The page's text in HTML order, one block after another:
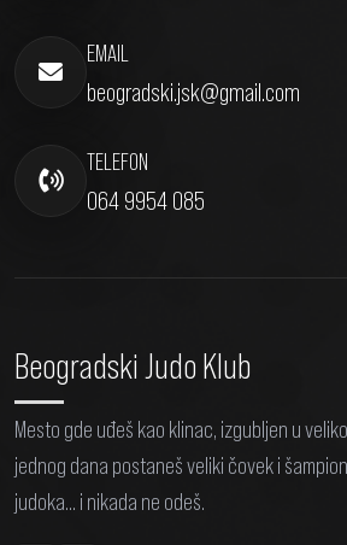
EMAIL
beogradski.jsk@gmail.com
TELEFON
064 9954 085
Beogradski Judo Klub
Mesto gde uđeš kao klinac, izgubljen u
jednog dana postaneš veliki čovek i
judoka... i nikada ne odeš.